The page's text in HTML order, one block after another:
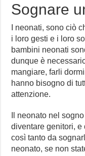
Sognare
I neonati, sono ciò
i loro gesti e i loro
bambini neonati
dunque è
mangiare, farli
hanno bisogno di
attenzione.
Il neonato nel
diventare genitori, e
così tanto da
neonato, se non